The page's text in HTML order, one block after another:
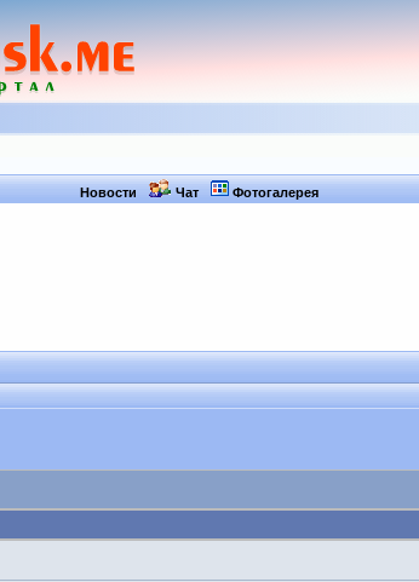
Новости Чат Фотогалерея